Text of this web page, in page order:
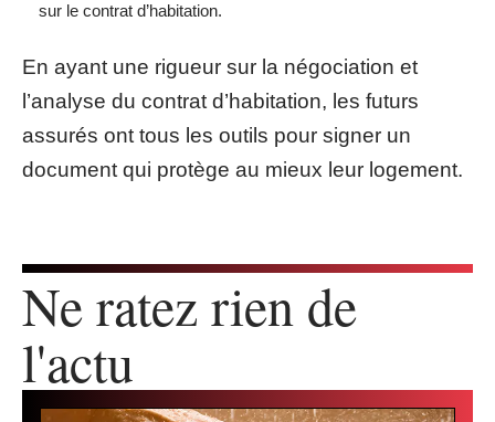
sur le contrat d’habitation.
En ayant une rigueur sur la négociation et
l’analyse du contrat d’habitation, les futurs
assurés ont tous les outils pour signer un
document qui protège au mieux leur logement.
Ne ratez rien de
l'actu